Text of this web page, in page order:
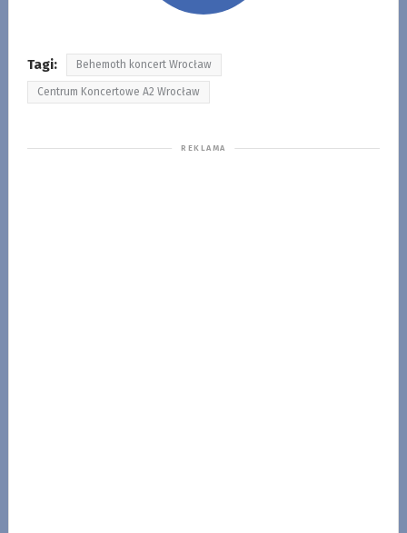
Tagi: Behemoth koncert Wrocław
Centrum Koncertowe A2 Wrocław